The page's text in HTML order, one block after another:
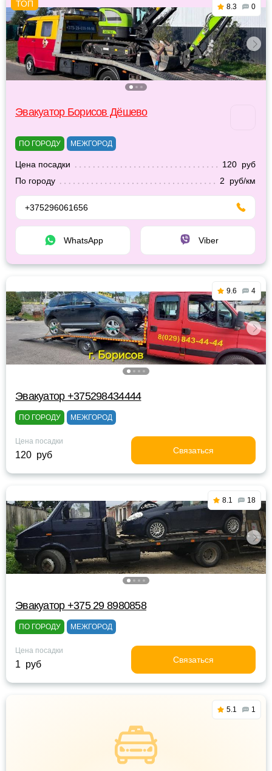
8.3 0
Эвакуатор Борисов Дёшево
ПО ГОРОДУ МЕЖГОРОД
Цена посадки
120 руб
По городу
2 руб/км
+375296061656
WhatsApp Viber
9.6 4
Эвакуатор +375298434444
ПО ГОРОДУ МЕЖГОРОД
Цена посадки
120 руб Связаться
8.1 18
Эвакуатор +375 29 8980858
ПО ГОРОДУ МЕЖГОРОД
Цена посадки
1 руб Связаться
5.1 1